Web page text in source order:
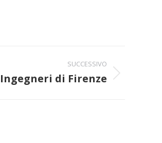
SUCCESSIVO
di Firenze